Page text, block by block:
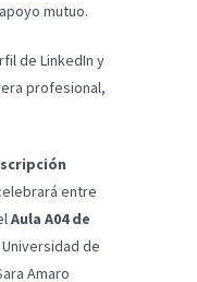
mutuo.
de LinkedIn y
profesional,
entre
Aula A04 de
de
Amaro